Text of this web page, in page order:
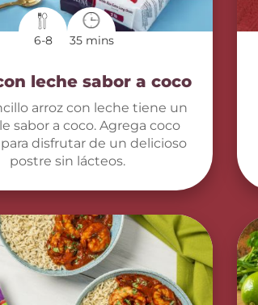
6-8 35 mins
leche sabor a coco
arroz con leche tiene un
sabor a coco. Agrega coco
disfrutar de un delicioso
postre sin lácteos.